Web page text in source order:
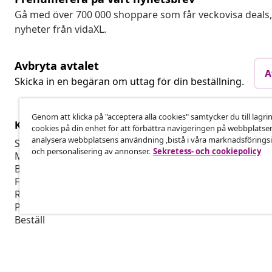
Gå med över 700 000 shoppare som får veckovisa
nyheter från vidaXL.
Avbryta avtalet
Skicka in en begäran om uttag för din beställning.
Kundservice
Spåra din beställning
Mitt konto
Betalning
Frakt & Leverans
Retur
Produktinformation
Beställ
Företag
Affiliate-
Producera
Genom att klicka på "acceptera alla cookies" samtycker du till
cookies på din enhet för att förbättra navigeringen på
analysera webbplatsens användning ,bistå i våra
och personalisering av annonser. Sekretess- och cookiepolicy